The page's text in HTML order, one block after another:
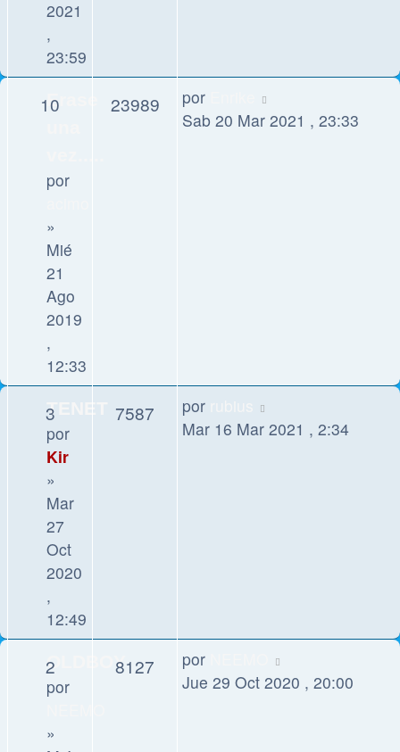
2021
,
23:59
Erase
por
»
Mié
21
Ago
2019
,
12:33
10 23989 por
Sab 20 Mar 2021 , 23:33
TENET
por
Kir
»
Mar
27
Oct
2020
,
12:49
3 7587 por
Mar 16 Mar 2021 , 2:34
OLDBOY
por
»
2 8127 por
Jue 29 Oct 2020 , 20:00